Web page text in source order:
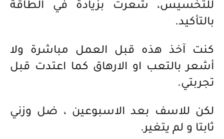
للتخسيس، شعرت بزيادة في الطاقة
بالتأكيد.
كنت آخذ هذه قبل العمل مباشرة ولا
أشعر بالتعب او الارهاق كما اعتدت قبل
تجربتي.
لكن للاسف بعد الاسبوعين ، ضل وزني
ثابتا و لم يتغير.